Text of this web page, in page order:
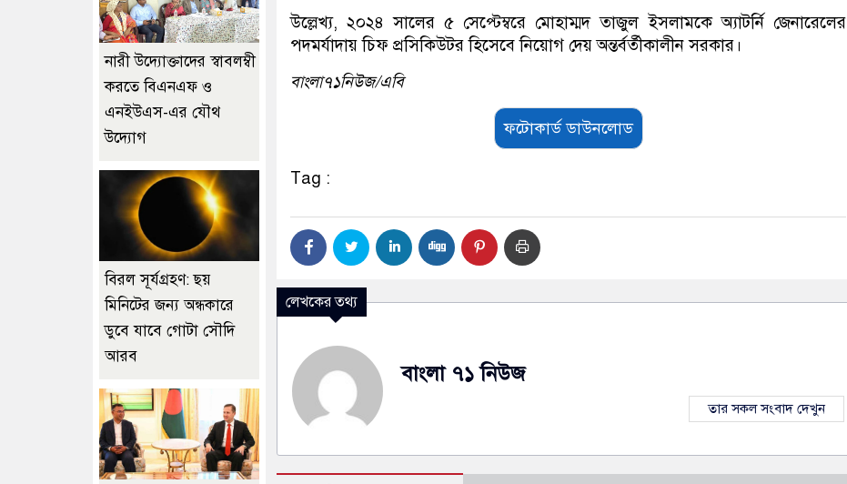
উল্লেখ্য, ২০২৪ সালের ৫ সেপ্টেম্বরে মোহাম্মদ তাজুল ইসলামকে অ্যাটর্নি জেনারেলের
পদমর্যাদায় চিফ প্রসিকিউটর হিসেবে নিয়োগ দেয় অন্তর্বর্তীকালীন সরকার।
বাংলা৭১নিউজ/এবি
ফটোকার্ড ডাউনলোড
Tag :
লেখকের তথ্য
বাংলা ৭১ নিউজ
তার সকল সংবাদ দেখুন
নারী উদ্যোক্তাদের স্বাবলম্বী
করতে বিএনএফ ও
এনইউএস-এর যৌথ
উদ্যোগ
বিরল সূর্যগ্রহণ: ছয়
মিনিটের জন্য অন্ধকারে
ডুবে যাবে গোটা সৌদি
আরব